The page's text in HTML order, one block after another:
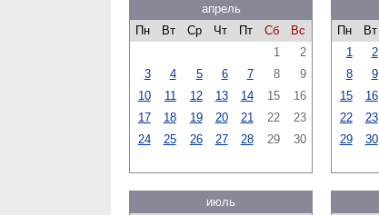
апрель
Пн
Вт Ср Чт Пт Сб
Вс
1
2
3
4 5 6 7 8
9
10
11 12 13 14 15
16
17
18 19 20 21 22
23
24
25 26 27 28 29 30
Пн
Вт
1
2
8
9
15
16
22
23
29
30
июль